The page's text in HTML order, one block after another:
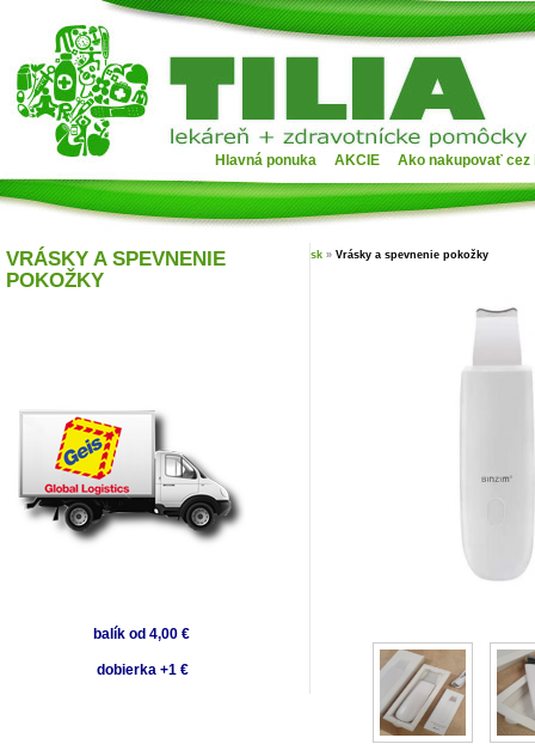
Hlavná ponuka AKCIE Ako nakupovať cez
sk » Vrásky a spevnenie pokožky
VRÁSKY A SPEVNENIE
POKOŽKY
balík od 4,00 €
dobierka +1 €